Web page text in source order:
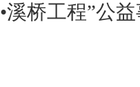
•溪桥工程”公